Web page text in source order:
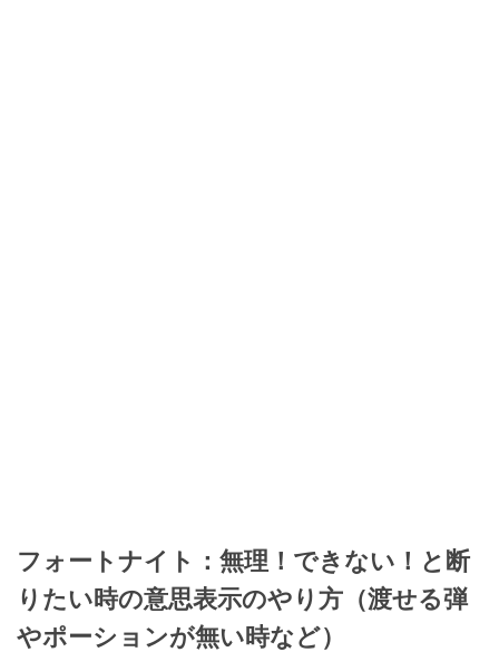
フォートナイト：無理！できない！と断
りたい時の意思表示のやり方（渡せる弾
やポーションが無い時など）